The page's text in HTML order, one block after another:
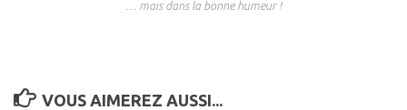
… mais dans la bonne humeur !
VOUS AIMEREZ AUSSI...